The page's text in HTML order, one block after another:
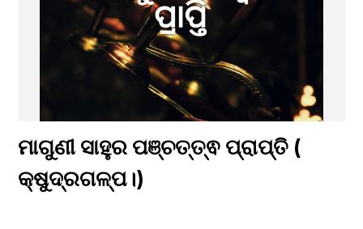
ମାଗୁଣୀ ସାହୁର ପଞ୍ଚତ୍ତ୍ଵ ପ୍ରାପ୍ତି (
କ୍ଷୁଦ୍ରଗଳ୍ପ।)